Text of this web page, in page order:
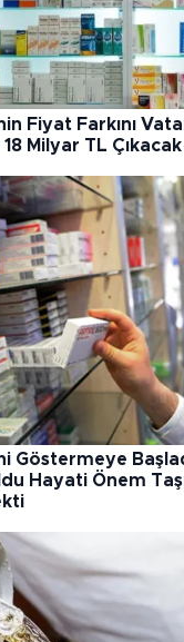
Fiyat Farkını
Milyar TL Çıkacak
Göstermeye
Hayati Önem